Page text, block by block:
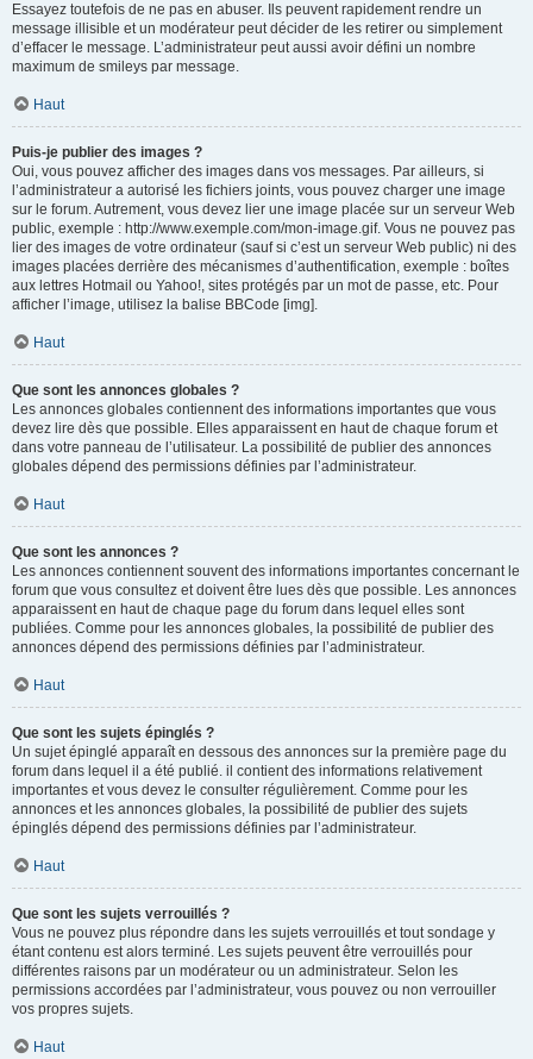
Essayez toutefois de ne pas en abuser. Ils peuvent rapidement rendre un
message illisible et un modérateur peut décider de les retirer ou simplement
d’effacer le message. L’administrateur peut aussi avoir défini un nombre
maximum de smileys par message.
Haut
Puis-je publier des images ?
Oui, vous pouvez afficher des images dans vos messages. Par ailleurs, si
l’administrateur a autorisé les fichiers joints, vous pouvez charger une image
sur le forum. Autrement, vous devez lier une image placée sur un serveur Web
public, exemple : http://www.exemple.com/mon-image.gif. Vous ne pouvez pas
lier des images de votre ordinateur (sauf si c’est un serveur Web public) ni des
images placées derrière des mécanismes d’authentification, exemple : boîtes
aux lettres Hotmail ou Yahoo!, sites protégés par un mot de passe, etc. Pour
afficher l’image, utilisez la balise BBCode [img].
Haut
Que sont les annonces globales ?
Les annonces globales contiennent des informations importantes que vous
devez lire dès que possible. Elles apparaissent en haut de chaque forum et
dans votre panneau de l’utilisateur. La possibilité de publier des annonces
globales dépend des permissions définies par l’administrateur.
Haut
Que sont les annonces ?
Les annonces contiennent souvent des informations importantes concernant le
forum que vous consultez et doivent être lues dès que possible. Les annonces
apparaissent en haut de chaque page du forum dans lequel elles sont
publiées. Comme pour les annonces globales, la possibilité de publier des
annonces dépend des permissions définies par l’administrateur.
Haut
Que sont les sujets épinglés ?
Un sujet épinglé apparaît en dessous des annonces sur la première page du
forum dans lequel il a été publié. il contient des informations relativement
importantes et vous devez le consulter régulièrement. Comme pour les
annonces et les annonces globales, la possibilité de publier des sujets
épinglés dépend des permissions définies par l’administrateur.
Haut
Que sont les sujets verrouillés ?
Vous ne pouvez plus répondre dans les sujets verrouillés et tout sondage y
étant contenu est alors terminé. Les sujets peuvent être verrouillés pour
différentes raisons par un modérateur ou un administrateur. Selon les
permissions accordées par l’administrateur, vous pouvez ou non verrouiller
vos propres sujets.
Haut